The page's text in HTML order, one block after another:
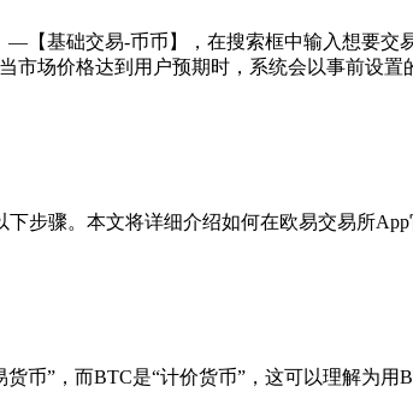
【基础交易-币币】，在搜索框中输入想要交
市场价格达到用户预期时，系统会以事前设
步骤。本文将详细介绍如何在欧易交易所
币”，而BTC是“计价货币”，这可以理解为用